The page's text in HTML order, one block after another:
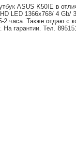
ASUS K50IE в
LED 1366x768/ 4 Gb/
2 часа. Также отдаю с
На гарантии. Тел.